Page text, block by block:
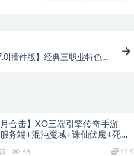
插件版】经典三职业特色战
合击】XO三端引擎传奇手游
务端+混沌魔域+诛仙伏魔+死亡
68 19.9